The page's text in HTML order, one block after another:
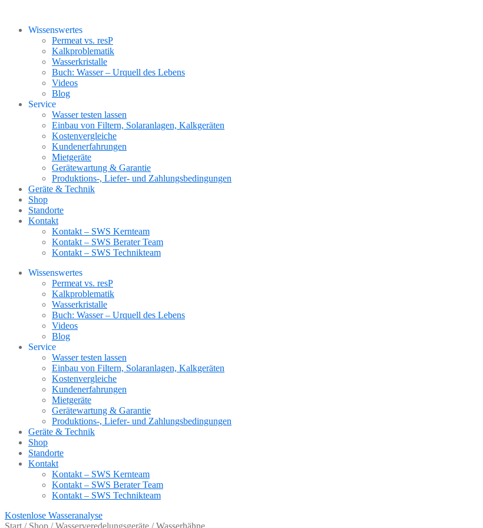
Wissenswertes
Permeat vs. resP
Kalkproblematik
Wasserkristalle
Buch: Wasser – Urquell des Lebens
Videos
Blog
Service
Wasser testen lassen
Einbau von Filtern, Solaranlagen, Kalkgeräten
Kostenvergleiche
Kundenerfahrungen
Mietgeräte
Gerätewartung & Garantie
Produktions-, Liefer- und Zahlungsbedingungen
Geräte & Technik
Shop
Standorte
Kontakt
Kontakt – SWS Kernteam
Kontakt – SWS Berater Team
Kontakt – SWS Technikteam
Wissenswertes
Permeat vs. resP
Kalkproblematik
Wasserkristalle
Buch: Wasser – Urquell des Lebens
Videos
Blog
Service
Wasser testen lassen
Einbau von Filtern, Solaranlagen, Kalkgeräten
Kostenvergleiche
Kundenerfahrungen
Mietgeräte
Gerätewartung & Garantie
Produktions-, Liefer- und Zahlungsbedingungen
Geräte & Technik
Shop
Standorte
Kontakt
Kontakt – SWS Kernteam
Kontakt – SWS Berater Team
Kontakt – SWS Technikteam
Kostenlose Wasseranalyse
Start / Shop /Wasserveredelungsgeräte /Wasserhähne